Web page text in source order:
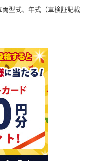
型式、年式（車検証記載